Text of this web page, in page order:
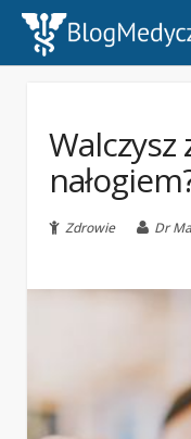
Walczysz
Zdrowie Dr